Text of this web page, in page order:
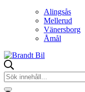
Alingsås
Mellerud
Vänersborg
Åmål